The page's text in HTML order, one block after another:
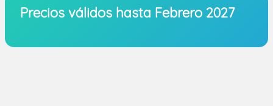
Precios válidos hasta Febrero 2027